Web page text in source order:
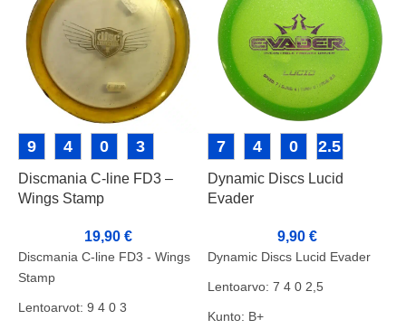
9 4 0 3
Discmania C-line FD3 –
Wings Stamp
19,90 €
Discmania C-line FD3 - Wings
Stamp
Lentoarvot: 9 4 0 3
7 4 0 2.5
Dynamic Discs Lucid
Evader
9,90€
Dynamic Discs Lucid Evader
Lentoarvo: 7 4 0 2,5
Kunto: B+